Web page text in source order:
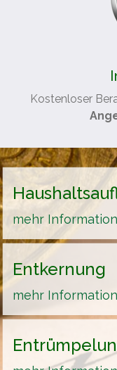
Kostenloser
mehr
Entkernung
mehr